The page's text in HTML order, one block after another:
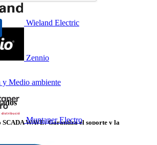
Wieland Electric
Zennio
Muntaner Electro
y Medio ambiente
WAVE: Garantiza el soporte y la